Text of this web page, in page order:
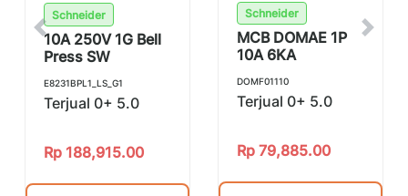
Schneider
10A 250V 1G Bell
Press SW
E8231BPL1_LS_G1
Terjual 0+ 5.0
Rp 188,915.00
Schneider
MCB DOMAE 1P
10A 6KA
DOMF01110
Terjual 0+ 5.0
Rp 79,885.00
Previous Next